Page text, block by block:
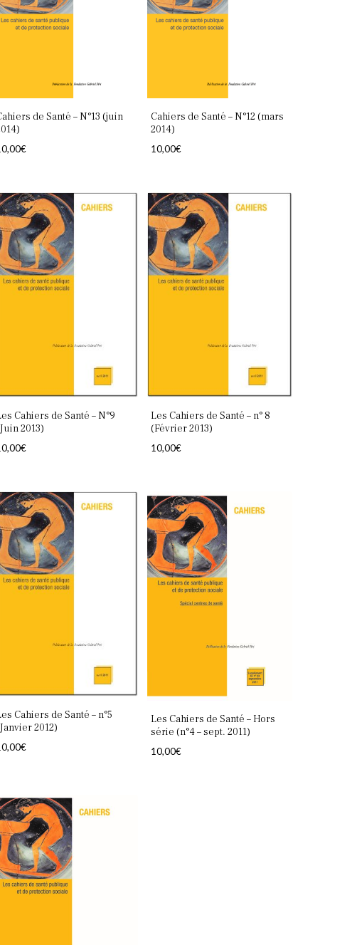
de Santé – N°13 (juin
€
Cahiers de Santé – N°12 (mars
2014)
10,00€
Cahiers de Santé – N°9
2013)
€
Les Cahiers de Santé – n° 8
(Février 2013)
10,00€
Cahiers de Santé – n°5
2012)
€
Les Cahiers de Santé – Hors
série (n°4 – sept. 2011)
10,00€